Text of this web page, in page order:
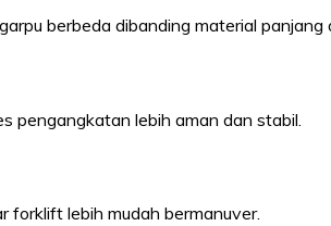
berbeda dibanding material panjang
pengangkatan lebih aman dan stabil.
forklift lebih mudah bermanuver.